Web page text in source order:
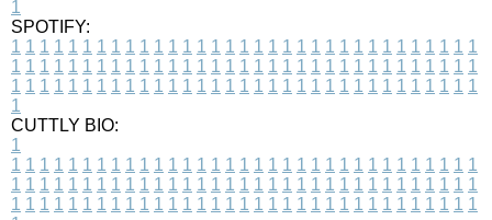
1
SPOTIFY:
1 1 1 1 1 1 1 1 1 1 1 1 1 1 1 1 1 1 1 1 1 1 1 1 1 1 1 1 1 1 1 1 1
1 1 1 1 1 1 1 1 1 1 1 1 1 1 1 1 1 1 1 1 1 1 1 1 1 1 1 1 1 1 1 1 1
1 1 1 1 1 1 1 1 1 1 1 1 1 1 1 1 1 1 1 1 1 1 1 1 1 1 1 1 1 1 1 1 1
1
CUTTLY BIO:
1
1 1 1 1 1 1 1 1 1 1 1 1 1 1 1 1 1 1 1 1 1 1 1 1 1 1 1 1 1 1 1 1 1
1 1 1 1 1 1 1 1 1 1 1 1 1 1 1 1 1 1 1 1 1 1 1 1 1 1 1 1 1 1 1 1 1
1 1 1 1 1 1 1 1 1 1 1 1 1 1 1 1 1 1 1 1 1 1 1 1 1 1 1 1 1 1 1 1 1